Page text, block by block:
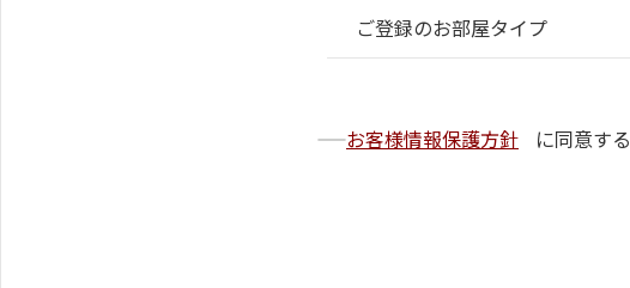
ご登録のお部屋タイプ
お客様情報保護方針 に同意する